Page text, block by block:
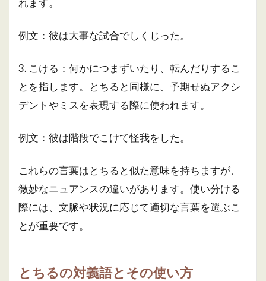
れます。
例文：彼は大事な試合でしくじった。
3. こける：何かにつまずいたり、転んだりするこ
とを指します。とちると同様に、予期せぬアクシ
デントやミスを表現する際に使われます。
例文：彼は階段でこけて怪我をした。
これらの言葉はとちると似た意味を持ちますが、
微妙なニュアンスの違いがあります。使い分ける
際には、文脈や状況に応じて適切な言葉を選ぶこ
とが重要です。
とちるの対義語とその使い方